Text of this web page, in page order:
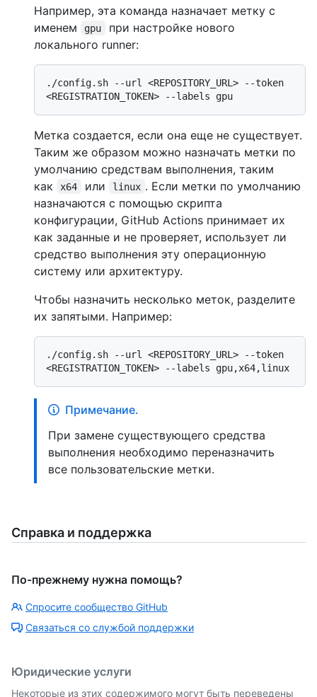
Например, эта команда назначает метку с
именем
gpu
при настройке нового
локального runner:
./config.sh --url <REPOSITORY_URL> --token
Метка создается, если она еще не существует.
Таким же образом можно назначать метки по
умолчанию средствам выполнения, таким
как
x64 или linux . Если метки по умолчанию
назначаются с помощью скрипта
конфигурации, GitHub Actions принимает их
как заданные и не проверяет, использует ли
средство выполнения эту операционную
систему или архитектуру.
Чтобы назначить несколько меток, разделите
их запятыми. Например:
./config.sh --url <REPOSITORY_URL> --token
Примечание.
При замене существующего средства
выполнения необходимо переназначить
все пользовательские метки.
Справка и поддержка
По-прежнему нужна помощь?
Спросите сообщество GitHub
Связаться со службой поддержки
Юридические услуги
Некоторые из этих содержимого могут быть переведены